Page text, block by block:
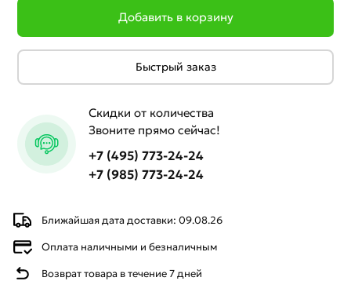
Ближайшая дата доставки: 09.08.26
Оплата наличными и безналичным
Возврат товара в течение 7 дней
Добавить в корзину
Быстрый заказ
Скидки от количества
Звоните прямо сейчас!
+7 (495) 773-24-24
+7 (985) 773-24-24